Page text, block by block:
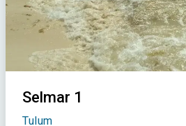
Selmar 1
Tulum